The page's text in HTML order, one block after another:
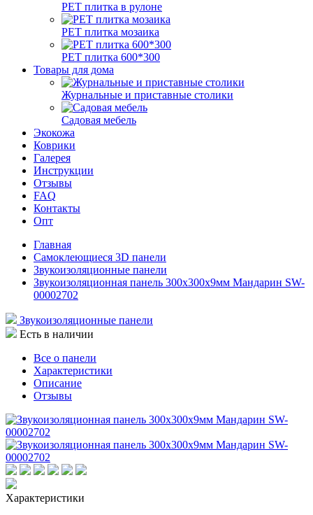
РЕТ плитка в рулоне
РЕТ плитка мозаика
РЕТ плитка 600*300
Товары для дома
Журнальные и приставные столики
Садовая мебель
Экокожа
Коврики
Галерея
Инструкции
Отзывы
FAQ
Контакты
Опт
Главная
Самоклеющиеся 3D панели
Звукоизоляционные панели
Звукоизоляционная панель 300х300х9мм Мандарин SW-
00002702
Звукоизоляционные панели
Есть в наличии
Все о панели
Характеристики
Описание
Отзывы
Характеристики